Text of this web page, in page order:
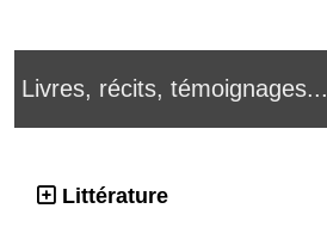
Livres, récits, témoignages...
Littérature